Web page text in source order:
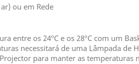
ou em Rede
entre os 24ºC e os 28ºC com um
necessitará de uma Lâmpada
para manter as